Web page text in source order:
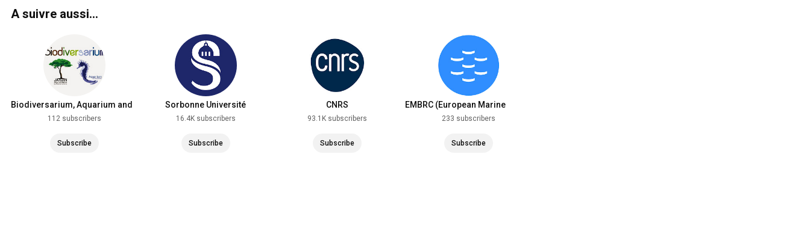
A suivre aussi...
Biodiversarium, Aquarium and
Mediterranean garden
112 subscribers
Subscribe
Sorbonne Université
16.4K subscribers
Subscribe
CNRS
93.1K subscribers
Subscribe
EMBRC (European Marine
Biological Resource Centre)
233 subscribers
Subscribe